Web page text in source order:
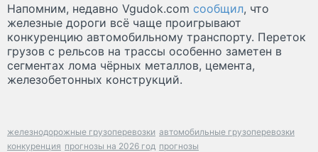
Напомним, недавно Vgudok.com сообщил, что
железные дороги всё чаще проигрывают
конкуренцию автомобильному транспорту. Переток
грузов с рельсов на трассы особенно заметен в
сегментах лома чёрных металлов, цемента,
железобетонных конструкций.
железнодорожные грузоперевозки автомобильные грузоперевозки
конкуренция прогнозы на 2026 год прогнозы